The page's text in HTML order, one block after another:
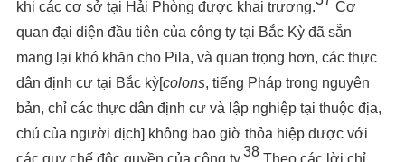
khi các cơ sở tại Hải Phòng được khai trương.
Cơ
quan đại diện đầu tiên của công ty tại Bắc Kỳ đã sẵn
mang lại khó khăn cho Pila, và quan trọng hơn, các thực
dân định cư tại Bắc kỳ[colons, tiếng Pháp trong nguyên
bản, chỉ các thực dân định cư và lập nghiệp tại thuộc địa,
chú của người dịch] không bao giờ thỏa hiệp được với
38